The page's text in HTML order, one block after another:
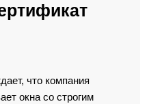
что компания
окна со строгим